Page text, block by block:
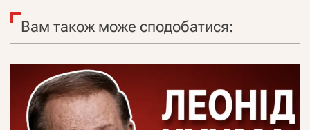
Вам також може сподобатися: